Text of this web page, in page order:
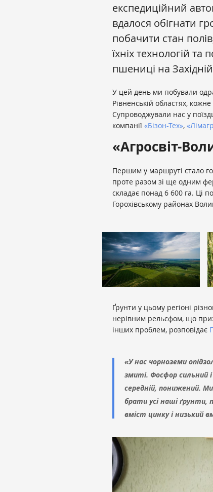
експедиційний
вдалося обігнати
побачити стан
їхніх технологій
пшениці на Західній
У цей день ми побували
Рівненській областях,
Супроводжували нас у
компанії «Бізон-Тех»,
«Агросвіт-
Першим у маршруті стало
проте разом зі ще одним
складає понад 6 600 га. Ці
Горохівському районах
Ґрунти у цьому регіоні
нерівним рельєфом, що
інших проблем, розповідає
«У нас чорноземи
змиті. Фосфор сильний і
середній, понижений.
брати усі наші ґрунти,
вміст цинку і низький